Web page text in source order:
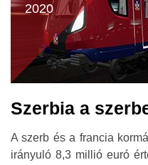
2020
Szerbia a
A szerb és a francia
irányuló 8,3 millió euró